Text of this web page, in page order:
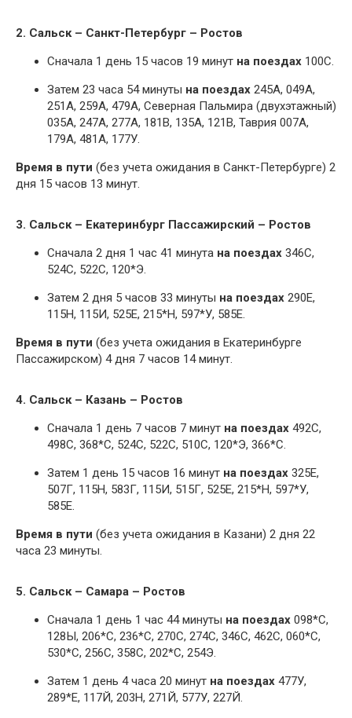
2. Сальск – Санкт-Петербург – Ростов
Сначала 1 день 15 часов 19 минут на поездах 100С.
Затем 23 часа 54 минуты на поездах 245А, 049А,
251А, 259А, 479А, Северная Пальмира (двухэтажный)
035А, 247А, 277А, 181В, 135А, 121В, Таврия 007А,
179А, 481А, 177У.
Время в пути (без учета ожидания в Санкт-Петербурге) 2
дня 15 часов 13 минут.
3. Сальск – Екатеринбург Пассажирский – Ростов
Сначала 2 дня 1 час 41 минута на поездах 346С,
524С, 522С, 120*Э.
Затем 2 дня 5 часов 33 минуты на поездах 290Е,
115Н, 115И, 525Е, 215*Н, 597*У, 585Е.
Время в пути (без учета ожидания в Екатеринбурге
Пассажирском) 4 дня 7 часов 14 минут.
4. Сальск – Казань – Ростов
Сначала 1 день 7 часов 7 минут на поездах 492С,
498С, 368*С, 524С, 522С, 510С, 120*Э, 366*С.
Затем 1 день 15 часов 16 минут на поездах 325Е,
507Г, 115Н, 583Г, 115И, 515Г, 525Е, 215*Н, 597*У,
585Е.
Время в пути (без учета ожидания в Казани) 2 дня 22
часа 23 минуты.
5. Сальск – Самара – Ростов
Сначала 1 день 1 час 44 минуты на поездах 098*С,
128Ы, 206*С, 236*С, 270С, 274С, 346С, 462С, 060*С,
530*С, 256С, 358С, 202*С, 254Э.
Затем 1 день 4 часа 20 минут на поездах 477У,
289*Е, 117Й, 203Н, 271Й, 577У, 227Й.